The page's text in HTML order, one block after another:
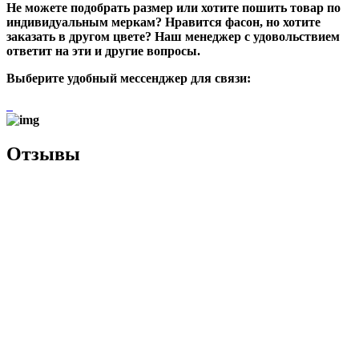
Не можете подобрать размер или хотите пошить товар по
индивидуальным меркам? Нравится фасон, но хотите
заказать в другом цвете? Наш менеджер с удовольствием
ответит на эти и другие вопросы.
Выберите удобный мессенджер для связи:
Отзывы